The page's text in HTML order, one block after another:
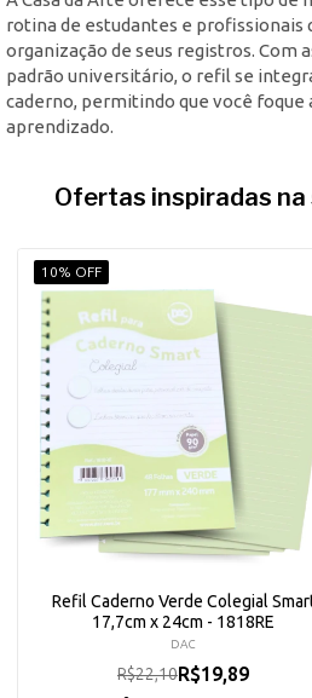
rotina de estudantes e profissionais
organização de seus registros. Com
padrão universitário, o refil se
caderno, permitindo que você foque
aprendizado.
Ofertas inspiradas
10% OFF
Refil Caderno Verde Colegial
17,7cm x 24cm - 1818RE
DAC
R$22,10R$19,89